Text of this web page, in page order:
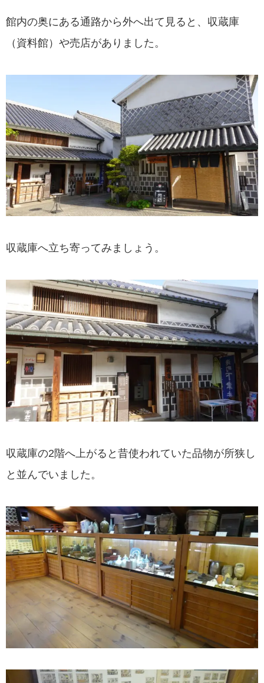
館内の奥にある通路から外へ出て見ると、収蔵庫
（資料館）や売店がありました。
収蔵庫へ立ち寄ってみましょう。
収蔵庫の2階へ上がると昔使われていた品物が所狭し
と並んでいました。